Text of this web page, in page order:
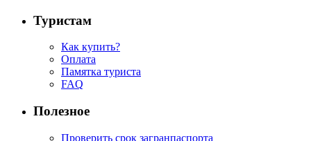
Туристам
Как купить?
Оплата
Памятка туриста
FAQ
Полезное
Проверить срок загранпаспорта